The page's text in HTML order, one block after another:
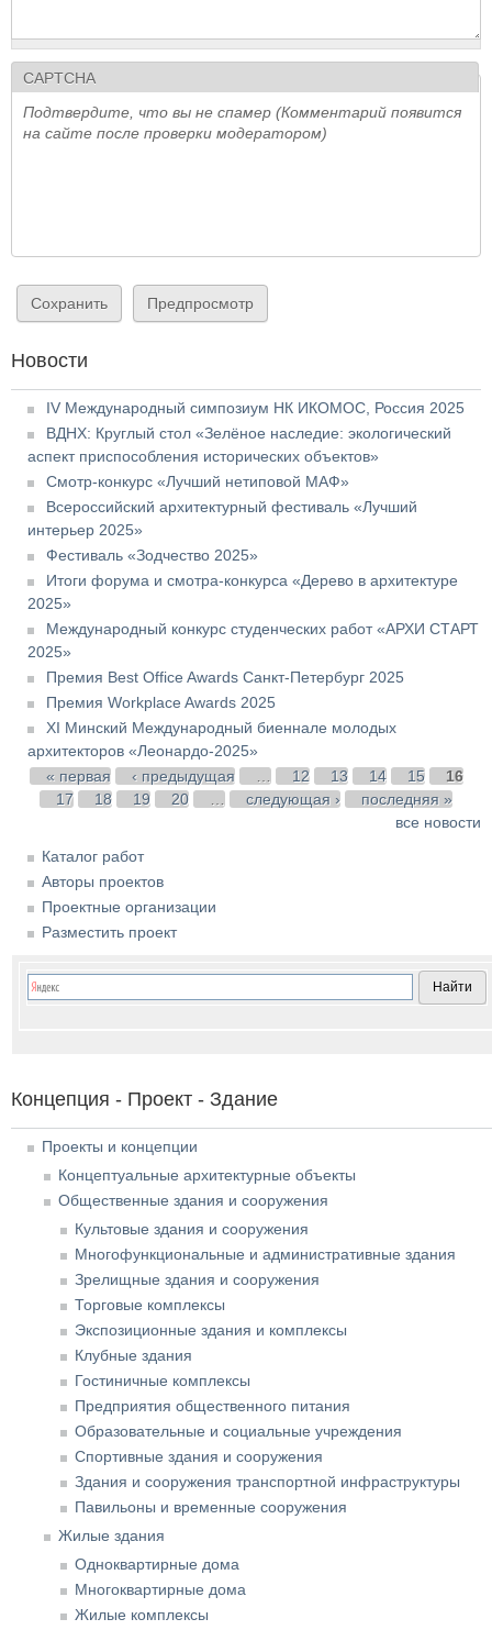
CAPTCHA
Подтвердите, что вы не спамер (Комментарий появится
на сайте после проверки модератором)
Новости
IV Международный симпозиум НК ИКОМОС, Россия 2025
ВДНХ: Круглый стол «Зелёное наследие: экологический
аспект приспособления исторических объектов»
Смотр-конкурс «Лучший нетиповой МАФ»
Всероссийский архитектурный фестиваль «Лучший
интерьер 2025»
Фестиваль «Зодчество 2025»
Итоги форума и смотра-конкурса «Дерево в архитектуре
2025»
Международный конкурс студенческих работ «АРХИ СТАРТ
2025»
Премия Best Office Awards Санкт-Петербург 2025
Премия Workplace Awards 2025
XI Минский Международный биеннале молодых
архитекторов «Леонардо-2025»
Страницы
« первая ‹ предыдущая … 12 13 14 15
16
17
18 19 20 … следующая ›
последняя »
все новости
Каталог работ
Авторы проектов
Проектные организации
Разместить проект
Концепция - Проект - Здание
Проекты и концепции
Концептуальные архитектурные объекты
Общественные здания и сооружения
Культовые здания и сооружения
Многофункциональные и административные здания
Зрелищные здания и сооружения
Торговые комплексы
Экспозиционные здания и комплексы
Клубные здания
Гостиничные комплексы
Предприятия общественного питания
Образовательные и социальные учреждения
Спортивные здания и сооружения
Здания и сооружения транспортной инфраструктуры
Павильоны и временные сооружения
Жилые здания
Одноквартирные дома
Многоквартирные дома
Жилые комплексы